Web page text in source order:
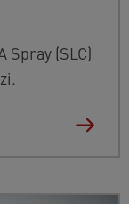
(SLC)